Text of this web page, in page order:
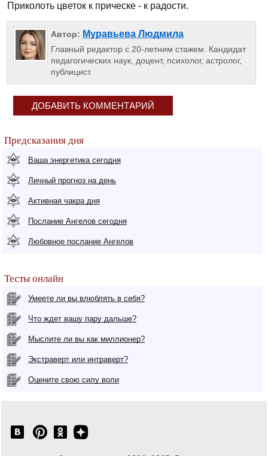
Приколоть цветок к прическе - к радости.
Автор: Муравьева Людмила
Главный редактор с 20-летним стажем. Кандидат
педагогических наук, доцент, психолог, астролог,
публицист.
ДОБАВИТЬ КОММЕНТАРИЙ
Предсказания дня
Ваша энергетика сегодня
Личный прогноз на день
Активная чакра дня
Послание Ангелов сегодня
Любовное послание Ангелов
Тесты онлайн
Умеете ли вы влюблять в себя?
Что ждет вашу пару дальше?
Мыслите ли вы как миллионер?
Экстраверт или интраверт?
Оцените свою силу воли